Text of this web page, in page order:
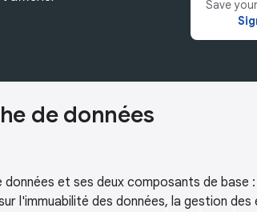
Save
de données
et ses deux composants de base
l'immuabilité des données, la gestion